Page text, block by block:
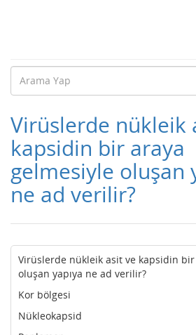
Virüslerde nükleik
kapsidin bir araya
gelmesiyle oluşan
ne ad verilir?
Virüslerde nükleik asit ve kapsidin
oluşan yapıya ne ad verilir?
Kor bölgesi
Nükleokapsid